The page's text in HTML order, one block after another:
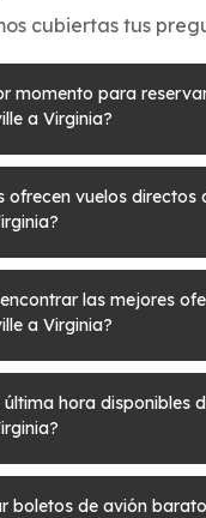
cubiertas tus
momento para
a Virginia?
ofrecen vuelos directos
las mejores
a Virginia?
hora disponibles